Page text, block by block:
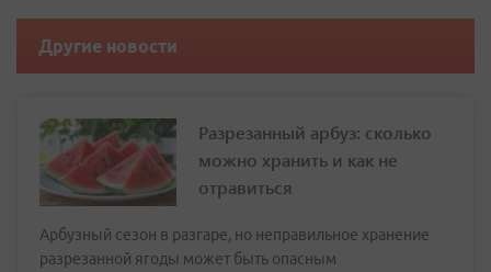
Другие новости
Разрезанный арбуз: сколько
можно хранить и как не
отравиться
Арбузный сезон в разгаре, но неправильное хранение
разрезанной ягоды может быть опасным